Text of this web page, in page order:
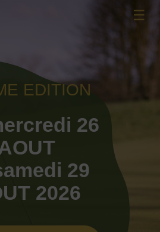
☰
EDITION
26
29
2026